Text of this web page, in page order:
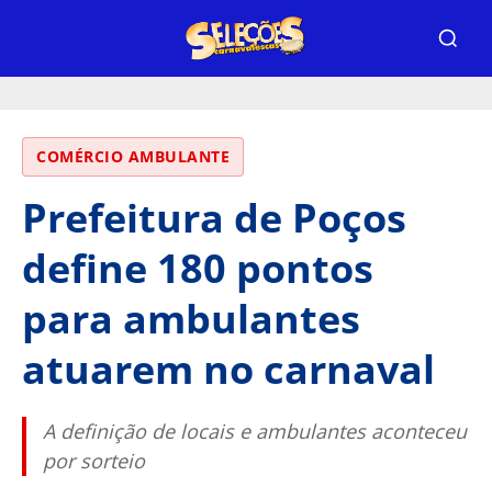
COMÉRCIO AMBULANTE
Prefeitura de Poços
define 180 pontos
para ambulantes
atuarem no carnaval
A definição de locais e ambulantes aconteceu
por sorteio